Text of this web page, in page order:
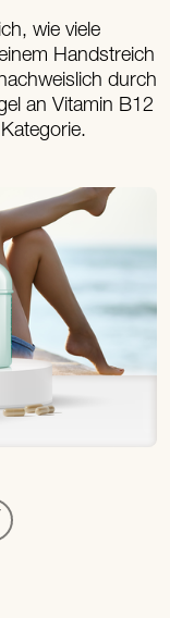
wie viele
Handstreich
durch
an Vitamin B12